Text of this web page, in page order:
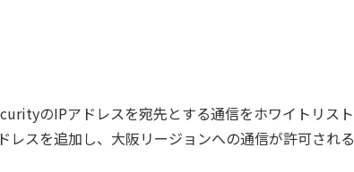
のIPアドレスを宛先とする通信をホワイトリスト
スを追加し、大阪リージョンへの通信が許可される